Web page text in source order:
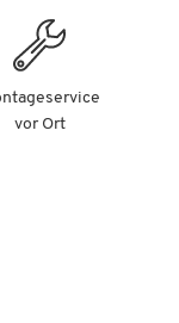
vor Ort